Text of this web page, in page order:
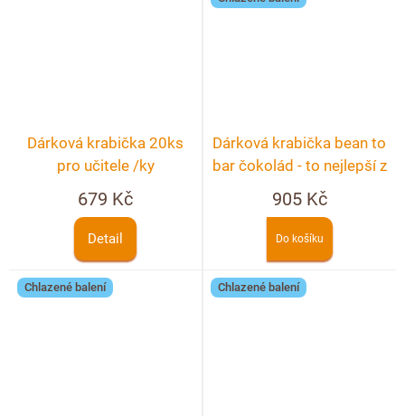
Dárková krabička 20ks
pro učitele /ky
679 Kč
Detail
Dárková krabička bean to
bar čokolád - to nejlepší z
čokoládového světa
905 Kč
Do košíku
Chlazené balení Chlazené balení